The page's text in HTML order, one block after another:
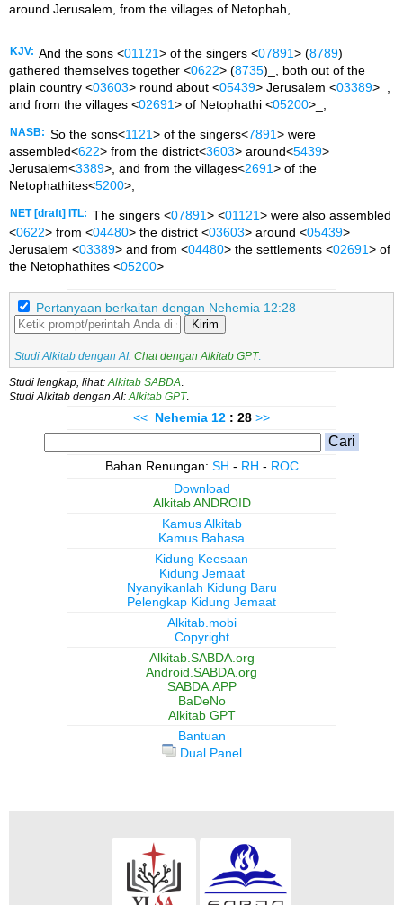
around Jerusalem, from the villages of Netophah,
KJV: And the sons <01121> of the singers <07891> (8789)
gathered themselves together <0622> (8735)_, both out of the
plain country <03603> round about <05439> Jerusalem <03389>_,
and from the villages <02691> of Netophathi <05200>_;
NASB: So the sons<1121> of the singers<7891> were
assembled<622> from the district<3603> around<5439>
Jerusalem<3389>, and from the villages<2691> of the
Netophathites<5200>,
NET [draft] ITL: The singers <07891> <01121> were also assembled
<0622> from <04480> the district <03603> around <05439>
Jerusalem <03389> and from <04480> the settlements <02691> of
the Netophathites <05200>
Pertanyaan berkaitan dengan Nehemia 12:28
Kirim
Studi Alkitab dengan AI: Chat dengan Alkitab GPT.
Studi lengkap, lihat: Alkitab SABDA
Studi Alkitab dengan AI: Alkitab GPT.
<< Nehemia 12 : 28 >>
Bahan Renungan: SH - RH - ROC
Download
Alkitab ANDROID
Kamus Alkitab
Kamus Bahasa
Kidung Keesaan
Kidung Jemaat
Nyanyikanlah Kidung Baru
Pelengkap Kidung Jemaat
Alkitab.mobi
Copyright
Alkitab.SABDA.org
Android.SABDA.org
SABDA.APP
BaDeNo
Alkitab GPT
Bantuan
Dual Panel